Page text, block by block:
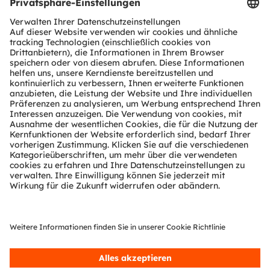
Download Center
Tools
Kundenanfragen
Technischer Support
Partner Netzwerk
Whistleblowing
© 2026 ams-OSRAM AG. All rights reserved.
Datenschutzerklärung Nutzungsbedingungen
Terms of Trade
ImpressumCookie PolicyAI Policy